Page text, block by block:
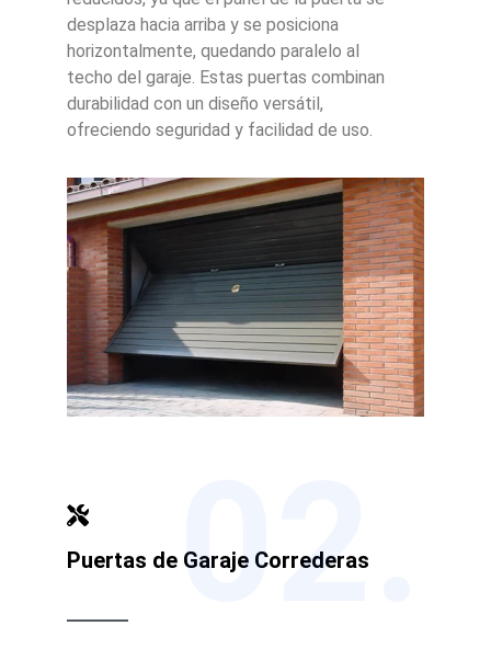
desplaza hacia arriba y se posiciona
horizontalmente, quedando paralelo al
techo del garaje. Estas puertas combinan
durabilidad con un diseño versátil,
ofreciendo seguridad y facilidad de uso.
Puertas de Garaje Correderas
02.